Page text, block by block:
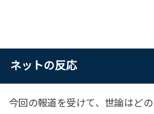
ネットの反応
今回の報道を受けて、世論はど